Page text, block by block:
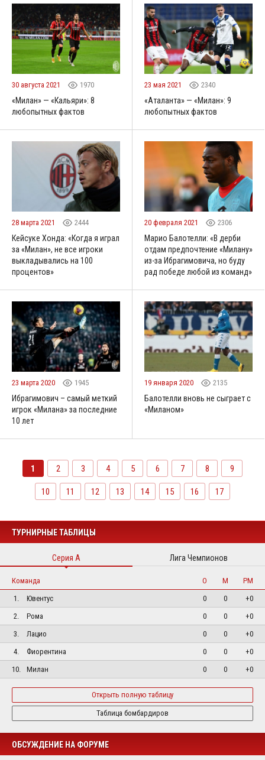
30 августа 2021 1970
«Милан» — «Кальяри»: 8
любопытных фактов
23 мая 2021 2340
«Аталанта» — «Милан»: 9
любопытных фактов
28 марта 2021 2444
Кейсуке Хонда: «Когда я играл
за «Милан», не все игроки
выкладывались на 100
процентов»
20 февраля 2021 2306
Марио Балотелли: «В дерби
отдам предпочтение «Милану»
из-за Ибрагимовича, но буду
рад победе любой из команд»
23 марта 2020 1945
Ибрагимович – самый меткий
игрок «Милана» за последние
10 лет
19 января 2020 2135
Балотелли вновь не сыграет с
«Миланом»
1 2 3 4 5 6 7 8 9
10 11 12 13 14 15 16 17
ТУРНИРНЫЕ ТАБЛИЦЫ
Серия А Лига Чемпионов
Команда О М
РМ
1.
Ювентус 0 0
+0
2.
Рома 0 0
+0
3.
Лацио 0 0
+0
4.
Фиорентина 0 0
+0
10.
Милан 0 0 +0
Открыть полную таблицу
Таблица бомбардиров
ОБСУЖДЕНИЕ НА ФОРУМЕ